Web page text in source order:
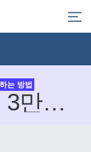
는 방법
3만원 할인 쿠폰 혜택까지?